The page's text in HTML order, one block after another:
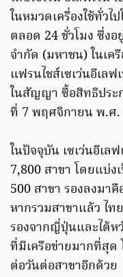
ในหมวดเครื่องใช้ทั่วไ
ตลอด 24 ชั่วโมง ซึ่ง
จำกัด (มหาชน) ในเ
แฟรนไชส์เซเว่นอีเล
ในสัญญา ซื้อสิทธิประ
ที่ 7 พฤศจิกายน พ.ศ.
ในปัจจุบัน เซเว่นอีเล
7,800 สาขา โดยแบ่ง
500 สาขา รองลงมา
หากรวมสาขาแล้ว ไ
รองจากญี่ปุ่นและไต้ห
ที่มีเครือข่ายมากที่สุด
ต่อวันต่อสาขาอีกด้วย